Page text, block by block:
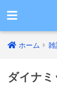
ホーム 雑
ダイナ